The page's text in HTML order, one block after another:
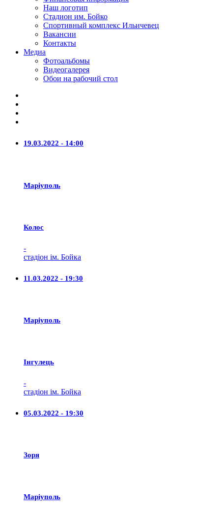
Наш логотип
Стадион им. Бойко
Спортивный комплекс Ильичевец
Вакансии
Контакты
Медиа
Фотоальбомы
Видеогалерея
Обои на рабочий стол
19.03.2022 - 14:00
Маріуполь
Колос
-
стадіон ім. Бойка
11.03.2022 - 19:30
Маріуполь
Iнгулець
-
стадіон ім. Бойка
05.03.2022 - 19:30
Зоря
Маріуполь